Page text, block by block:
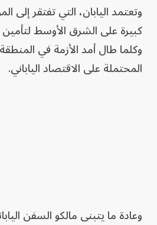
وتعتمد اليابان، التي تفتقر إلى
كبيرة على الشرق الأوسط لتأمين
وكلما طال أمد الأزمة في
المحتملة على الاقتصاد الياباني.
وعادة ما يتبنى مالكو السفن